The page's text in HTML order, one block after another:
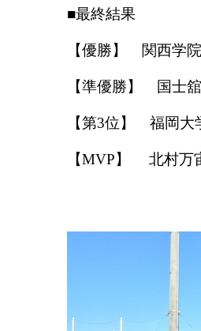
■最終結果
【優勝】 関西学
【準優勝】 国士
【第3位】 福岡大
【MVP】 北村万